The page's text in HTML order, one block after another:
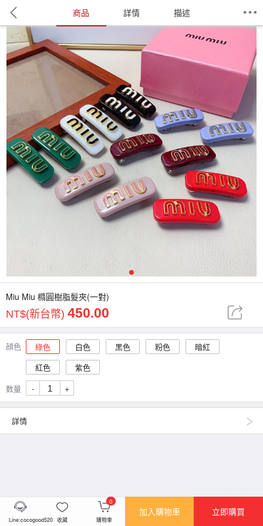
商品 詳情 描述
1
Miu Miu 橢圓樹脂髮夾(一對)
NT$(新台幣) 450.00
顔色 綠色 白色 黑色 粉色
暗紅
紅色
紫色
数量
- +
詳情
Line:cocogood520 收藏
0
購物車
加入購物車 立即購買